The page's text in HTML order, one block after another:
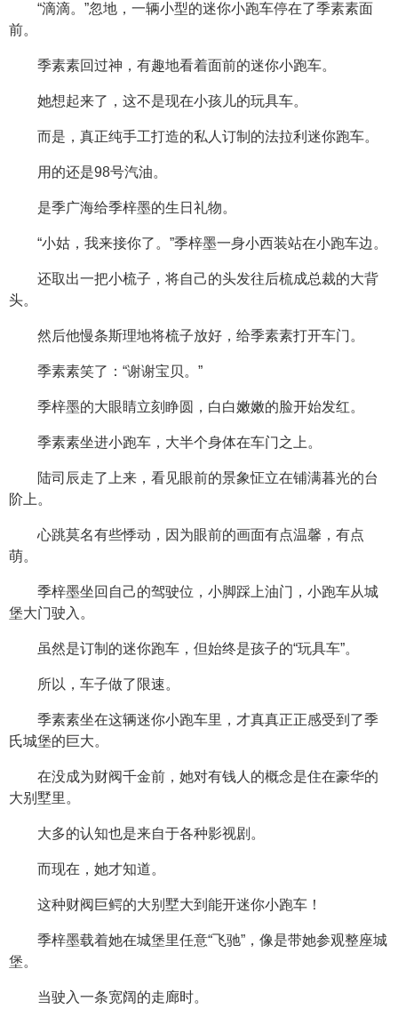
“滴滴。”忽地，一辆小型的迷你小跑车停在了季素素面
前。
季素素回过神，有趣地看着面前的迷你小跑车。
她想起来了，这不是现在小孩儿的玩具车。
而是，真正纯手工打造的私人订制的法拉利迷你跑车。
用的还是98号汽油。
是季广海给季梓墨的生日礼物。
“小姑，我来接你了。”季梓墨一身小西装站在小跑车边。
还取出一把小梳子，将自己的头发往后梳成总裁的大背
头。
然后他慢条斯理地将梳子放好，给季素素打开车门。
季素素笑了：“谢谢宝贝。”
季梓墨的大眼睛立刻睁圆，白白嫩嫩的脸开始发红。
季素素坐进小跑车，大半个身体在车门之上。
陆司辰走了上来，看见眼前的景象怔立在铺满暮光的台
阶上。
心跳莫名有些悸动，因为眼前的画面有点温馨，有点
萌。
季梓墨坐回自己的驾驶位，小脚踩上油门，小跑车从城
堡大门驶入。
虽然是订制的迷你跑车，但始终是孩子的“玩具车”。
所以，车子做了限速。
季素素坐在这辆迷你小跑车里，才真真正正感受到了季
氏城堡的巨大。
在没成为财阀千金前，她对有钱人的概念是住在豪华的
大别墅里。
大多的认知也是来自于各种影视剧。
而现在，她才知道。
这种财阀巨鳄的大别墅大到能开迷你小跑车！
季梓墨载着她在城堡里任意“飞驰”，像是带她参观整座城
堡。
当驶入一条宽阔的走廊时。